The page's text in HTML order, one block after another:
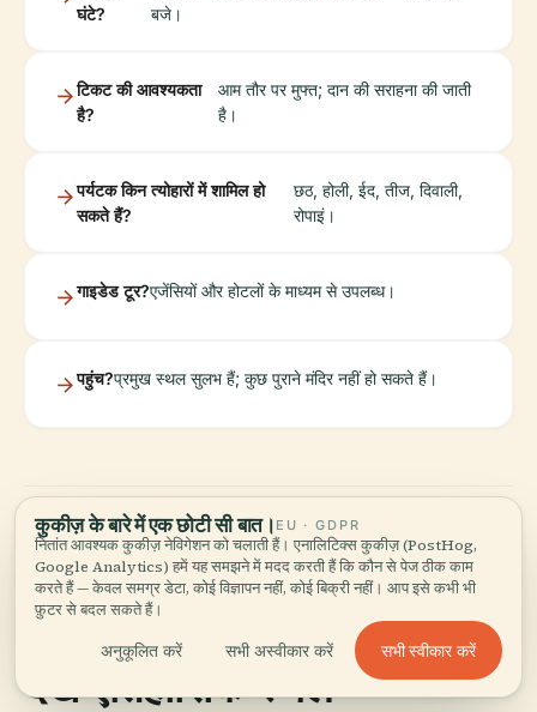
घंटे?
बजे।
टिकट की आवश्यकता
है?
आम तौर पर मुफ्त; दान की सराहना की जाती
है।
पर्यटक किन त्योहारों में शामिल हो
सकते हैं?
छठ, होली, ईद, तीज, दिवाली,
रोपाइं।
गाइडेड टूर?एजेंसियों और होटलों के माध्यम से उपलब्ध।
पहुंच?प्रमुख स्थल सुलभ हैं; कुछ पुराने मंदिर नहीं हो सकते हैं।
बिराटनगर का अन्वेषण करें:
आगंतुक घंटे, टिकट और अवश्य
देखें ऐतिहासिक स्थल
कुकीज़ के बारे में एक छोटी सी बात। EU · GDPR
नितांत आवश्यक कुकीज़ नेविगेशन को चलाती हैं। एनालिटिक्स कुकीज़ (PostHog,
Google Analytics) हमें यह समझने में मदद करती हैं कि कौन से पेज ठीक काम
करते हैं — केवल समग्र डेटा, कोई विज्ञापन नहीं, कोई बिक्री नहीं। आप इसे कभी भी
फ़ुटर से बदल सकते हैं।
अनुकूलित करें सभी अस्वीकार करें सभी स्वीकार करें